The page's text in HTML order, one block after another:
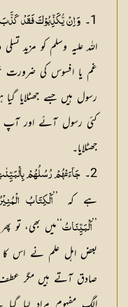
حافظ عبدالسلام بن
1۔ وَ اِنْ يُّكَذِّبُوْكَ فَقَدْ
اللہ علیہ وسلم کو مزید
غم یا افسوس کی ضرورت
رسول ہیں جسے جھٹلایا
کئی رسول آئے اور آپ
جھٹلایا۔
2۔
جَآءَتْهُمْ رُسُلُهُمْ بِالْبَيِّنٰتِ
ہے کہ ’’اَلْكِتَابُ
’’اَلْبَيِّنَاتُ ‘‘میں بھی،
بعض اہل علم نے اس کا
صادق آتے ہیں مگر